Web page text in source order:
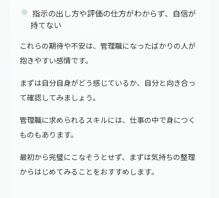
指示の出し方や評価の仕方がわからず、自信が
持てない
これらの期待や不安は、管理職になったばかりの人が
抱きやすい感情です。
まずは自分自身がどう感じているか、自分と向き合っ
て確認してみましょう。
管理職に求められるスキルには、仕事の中で身につく
ものもあります。
最初から完璧にこなそうとせず、まずは気持ちの整理
からはじめてみることをおすすめします。